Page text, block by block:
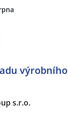
výrobního
s.r.o.